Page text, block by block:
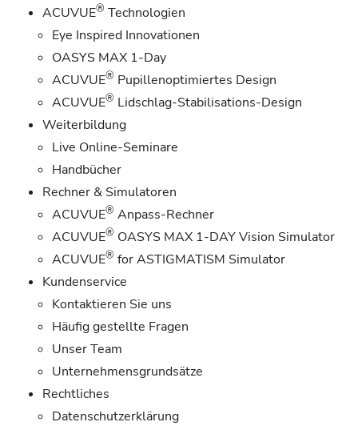
ACUVUE® Technologien
Eye Inspired Innovationen
OASYS MAX 1-Day
ACUVUE® Pupillenoptimiertes Design
ACUVUE® Lidschlag-Stabilisations-Design
Weiterbildung
Live Online-Seminare
Handbücher
Rechner & Simulatoren
ACUVUE® Anpass-Rechner
ACUVUE® OASYS MAX 1-DAY Vision Simulator
ACUVUE® for ASTIGMATISM Simulator
Kundenservice
Kontaktieren Sie uns
Häufig gestellte Fragen
Unser Team
Unternehmensgrundsätze
Rechtliches
Datenschutzerklärung